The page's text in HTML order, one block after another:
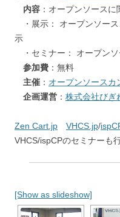
内容 ：オープンソース
・展示： オープンソー
示
・セミナー： オープン
参加費 ：無料
主催 ： オープンソースカ
企画運営 ： 株式会社びぎ
Zen Cart.jp VHCS.jp/
VHCS/ispCPのセミナーも
[Show as slideshow]